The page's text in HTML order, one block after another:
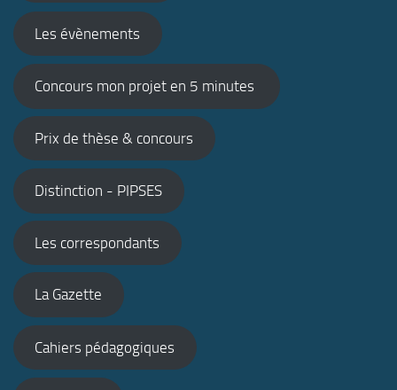
Les évènements
Concours mon projet en 5 minutes
Prix de thèse & concours
Distinction - PIPSES
Les correspondants
La Gazette
Cahiers pédagogiques